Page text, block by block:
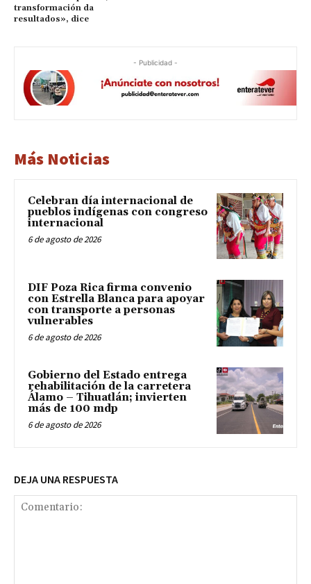
transformación da
resultados», dice
- Publicidad -
Más Noticias
Celebran día internacional de
pueblos indígenas con congreso
internacional
6 de agosto de 2026
DIF Poza Rica firma convenio
con Estrella Blanca para apoyar
con transporte a personas
vulnerables
6 de agosto de 2026
Gobierno del Estado entrega
rehabilitación de la carretera
Álamo – Tihuatlán; invierten
más de 100 mdp
6 de agosto de 2026
DEJA UNA RESPUESTA